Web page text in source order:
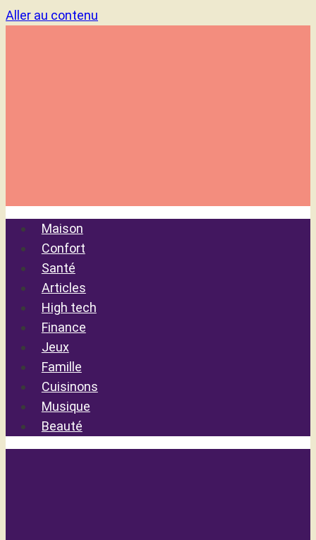
Aller au contenu
Maison
Confort
Santé
Articles
High tech
Finance
Jeux
Famille
Cuisinons
Musique
Beauté